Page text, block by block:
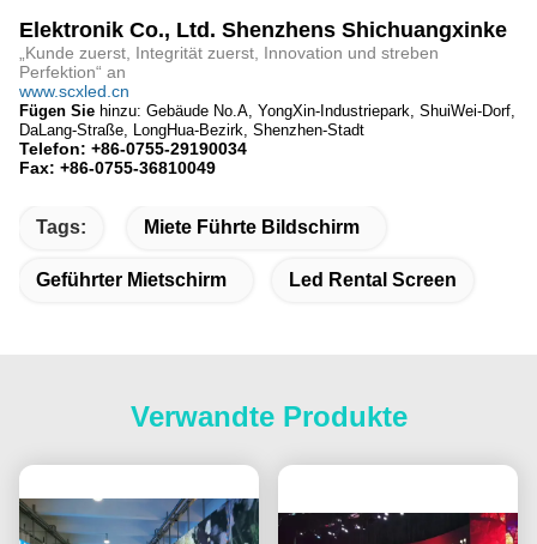
Elektronik Co., Ltd. Shenzhens Shichuangxinke
„Kunde zuerst, Integrität zuerst, Innovation und streben
Perfektion“ an
www.scxled.cn
Fügen Sie hinzu: Gebäude No.A, YongXin-Industriepark, ShuiWei-Dorf,
DaLang-Straße, LongHua-Bezirk, Shenzhen-Stadt
Telefon: +86-0755-29190034
Fax: +86-0755-36810049
Tags: Miete Führte Bildschirm
Geführter Mietschirm Led Rental Screen
Verwandte Produkte